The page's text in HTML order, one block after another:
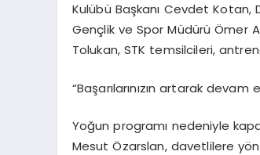
Kulübü Başkanı Cevdet Kotan,
Gençlik ve Spor Müdürü Ömer
Tolukan, STK temsilcileri,
“Başarılarınızın artarak
Yoğun programı nedeniyle
Mesut Özarslan, davetlilere